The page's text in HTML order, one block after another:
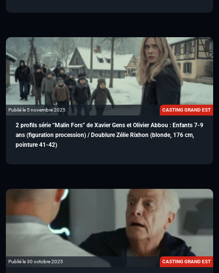
Publié le 5 novembre 2025 CASTING GRAND EST
2 profils série “Malin Fors” de Xavier Gens et Olivier Abbou : Enfants 7-9
ans (figuration procession) / Doublure Zélie Rixhon (blonde, 176 cm,
pointure 41-42)
Publié le 30 octobre 2025 CASTING GRAND EST